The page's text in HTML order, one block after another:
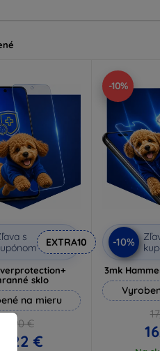
s
EXTRA10
sklo
na mieru
16,90 €
15,22 €
-10%
-10%
3mk